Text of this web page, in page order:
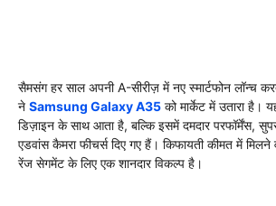
सैमसंग हर साल अपनी A-सीरीज़ में नए स्मार्टफोन लॉन्च
ने Samsung Galaxy A35 को मार्केट में उतारा है।
डिज़ाइन के साथ आता है, बल्कि इसमें दमदार परफॉर्मेंस,
एडवांस कैमरा फीचर्स दिए गए हैं। किफायती कीमत में मिलने
रेंज सेगमेंट के लिए एक शानदार विकल्प है।